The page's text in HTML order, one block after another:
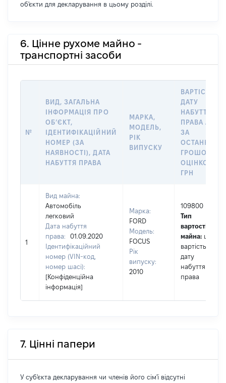
об'єкти для декларування в цьому розділі.
6. Цінне рухоме майно -
транспортні засоби
№
ВИД, ЗАГАЛЬНА
ІНФОРМАЦІЯ ПРО
ОБʼЄКТ,
ІДЕНТИФІКАЦІЙНИЙ
НОМЕР (ЗА
НАЯВНОСТІ), ДАТА
НАБУТТЯ ПРАВА
МАРКА,
МОДЕЛЬ,
РІК
ВИПУСКУ
ВАРТІСТЬ НА
ДАТУ
НАБУТТЯ
ПРАВА АБО
ЗА
ГРОШОВОЮ
ОЦІНКОЮ,
ГРН
1
Вид майна:
Автомобіль
легковий
Дата набуття
права:
01.09.2020
Ідентифікаційний
номер (VIN-код,
номер шасі):
[Конфіденційна
інформація]
Марка:
FORD
Модель:
FOCUS
Рік
випуску:
2010
109800
Тип
вартості
майна: це
вартість на
дату
набуття
права
7. Цінні папери
У суб'єкта декларування чи членів його сім'ї відсутні